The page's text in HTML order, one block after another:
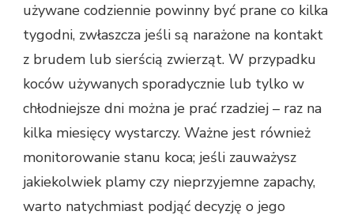
używane codziennie powinny być prane co kilka
tygodni, zwłaszcza jeśli są narażone na kontakt
z brudem lub sierścią zwierząt. W przypadku
koców używanych sporadycznie lub tylko w
chłodniejsze dni można je prać rzadziej – raz na
kilka miesięcy wystarczy. Ważne jest również
monitorowanie stanu koca; jeśli zauważysz
jakiekolwiek plamy czy nieprzyjemne zapachy,
warto natychmiast podjąć decyzję o jego